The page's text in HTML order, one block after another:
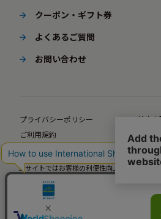
クーポン・ギフト券
よくあるご質問
お問い合わせ
プライバシーポリシー
特定商
ご利用規約
ポイ
企業サイト
法人様
当サイトではお客様の利便性向上のための情報
当サイトの閲覧を継続された場合、Cookieの
なします。
詳細については
をご確